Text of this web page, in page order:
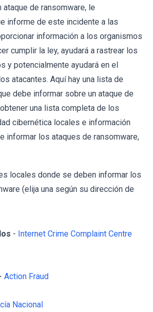
de ransomware, le
informe de este incidente a las
información a los organismos
cumplir la ley, ayudará a rastrear los
y potencialmente ayudará en el
atacantes. Aquí hay una lista de
debe informar sobre un ataque de
una lista completa de los
cibernética locales e información
informar los ataques de ransomware,
locales donde se deben informar los
(elija una según su dirección de
- Internet Crime Complaint Centre
- Action Fraud
Nacional